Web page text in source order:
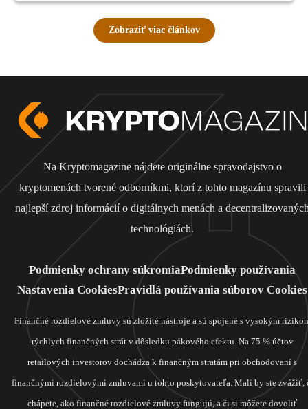
Zobraziť viac článkov
Na Kryptomagazine nájdete originálne spravodajstvo o
kryptomenách tvorené odborníkmi, ktorí z tohto magazínu spravili
najlepší zdroj informácií o digitálnych menách a
technológiách.
Podmienky ochrany súkromiaPodmienky používania
Nastavenia CookiesPravidlá používania súborov Cookies
Finančné rozdielové zmluvy sú zložité nástroje a sú spojené s vysokým
rýchlych finančných strát v dôsledku pákového efektu. Na 75 % účtov
retailových investorov dochádza k finančným stratám pri obchodovaní s
finančnými rozdielovými zmluvami u tohto poskytovateľa. Mali by ste zvážiť,
chápete, ako finančné rozdielové zmluvy fungujú, a či si môžete dovoliť